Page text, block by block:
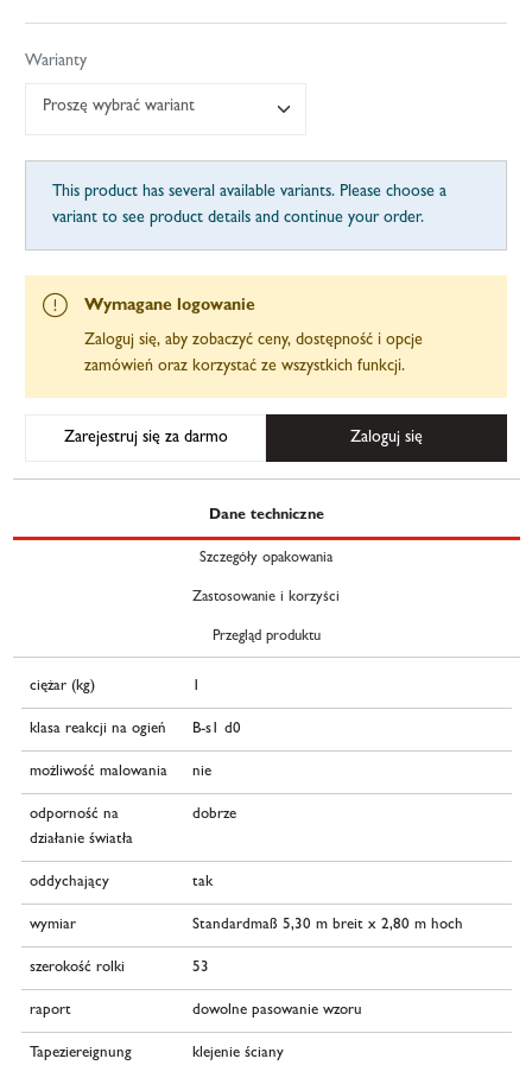
Warianty
Proszę wybrać wariant
This product has several available variants. Please choose a
variant to see product details and continue your order.
Wymagane logowanie
Zaloguj się, aby zobaczyć ceny, dostępność i opcje
zamówień oraz korzystać ze wszystkich funkcji.
Zarejestruj się za darmo Zaloguj się
Dane techniczne
Szczegóły opakowania
Zastosowanie i korzyści
Przegląd produktu
ciężar (kg) 1
klasa reakcji na ogień B-s1 d0
możliwość malowania nie
odporność na
działanie światła
dobrze
oddychający tak
wymiar Standardmaß 5,30 m breit x 2,80 m hoch
szerokość rolki 53
raport dowolne pasowanie wzoru
Tapeziereignung klejenie ściany